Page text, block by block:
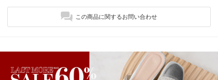
この商品に関するお問い合わせ